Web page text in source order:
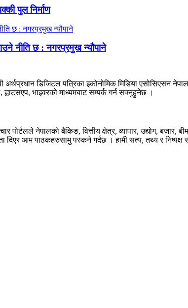
पुल निर्माण
नीति छ : नगरप्रमुख न्यौपाने
डिजिटल पत्रिका इकोनोमिक मिडिया एसोसिएसन
भाइवरको माध्यमबाट सम्पर्क गर्न सक्नुहुनेछ ।
नेपालको बैकिङ, वित्तीय क्षेत्र, व्यापार, उद्योग, बजार,
दिएर आम पाठकहरुसामु पस्कने गर्दछ । हामी सत्य, तथ्य र निष्पक्ष